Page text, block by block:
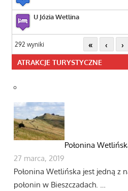
U Józia Wetlina
292 wyniki « ‹ ›
ATRAKCJE TURYSTYCZNE
Połonina
27 marca, 2019
Połonina Wetlińska jest jedną z
połonin w Bieszczadach. …